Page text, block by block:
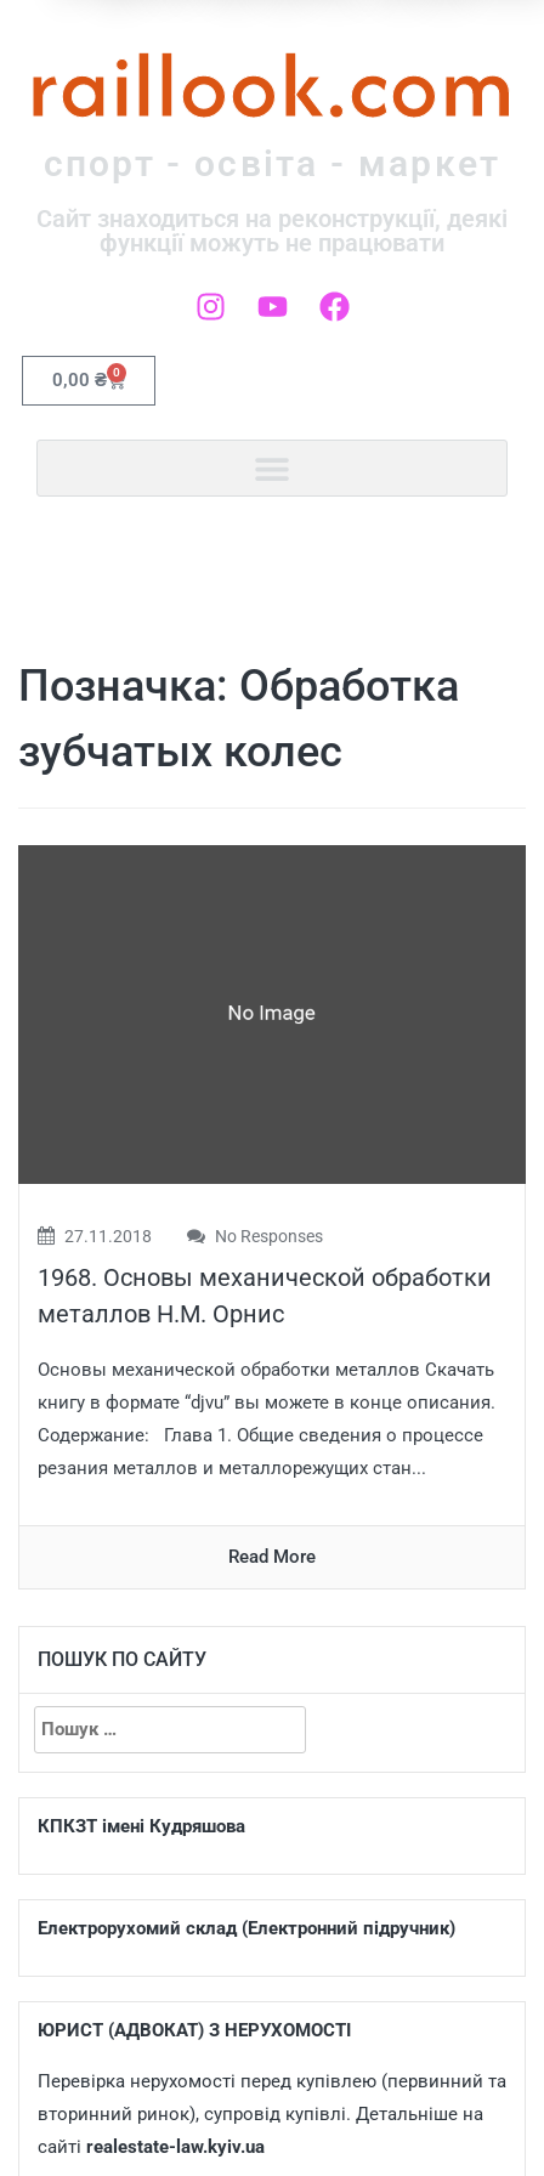
raillook.com
спорт - освіта - маркет
Сайт знаходиться на реконструкції, деякі
функції можуть не працювати
0,00 ₴ 0
Позначка: Обработка
зубчатых колес
27.11.2018 No Responses
1968. Основы механической обработки
металлов Н.М. Орнис
Основы механической обработки металлов Скачать
книгу в формате “djvu” вы можете в конце описания.
Содержание: Глава 1. Общие сведения о процессе
резания металлов и металлорежущих стан...
Read More
ПОШУК ПО САЙТУ
КПКЗТ імені Кудряшова
Електрорухомий склад (Електронний підручник)
ЮРИСТ (АДВОКАТ) З НЕРУХОМОСТІ
Перевірка нерухомості перед купівлею (первинний та
вторинний ринок), супровід купівлі. Детальніше на
сайті realestate-law.kyiv.ua